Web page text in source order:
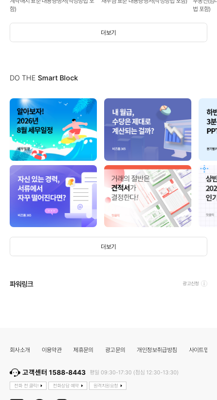
더보기
함)
법 포함)
DO THE Smart Block
더보기
파워링크 광고신청
회사소개 이용약관 제휴문의 광고문의 개인정보취급방침 사이트맵
고객센터 1588-8443 평일 09:30-17:30 (점심 12:30-13:30)
전화 전 클릭! 전화상담 예약 원격지원요청